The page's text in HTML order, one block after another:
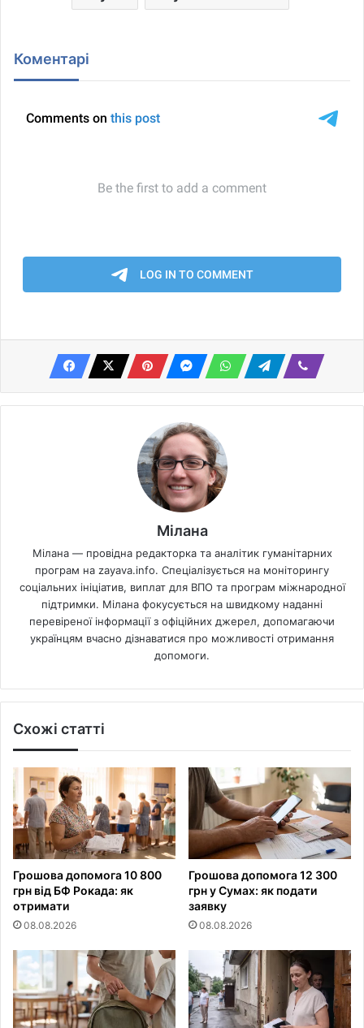
Коментарі
Мілана
Мілана — провідна редакторка та аналітик гуманітарних
програм на zayava.info. Спеціалізується на моніторингу
соціальних ініціатив, виплат для ВПО та програм міжнародної
підтримки. Мілана фокусується на швидкому наданні
перевіреної інформації з офіційних джерел, допомагаючи
українцям вчасно дізнаватися про можливості отримання
допомоги.
Схожі статті
Грошова допомога 10 800
грн від БФ Рокада: як
отримати
08.08.2026
Грошова допомога 12 300
грн у Сумах: як подати
заявку
08.08.2026